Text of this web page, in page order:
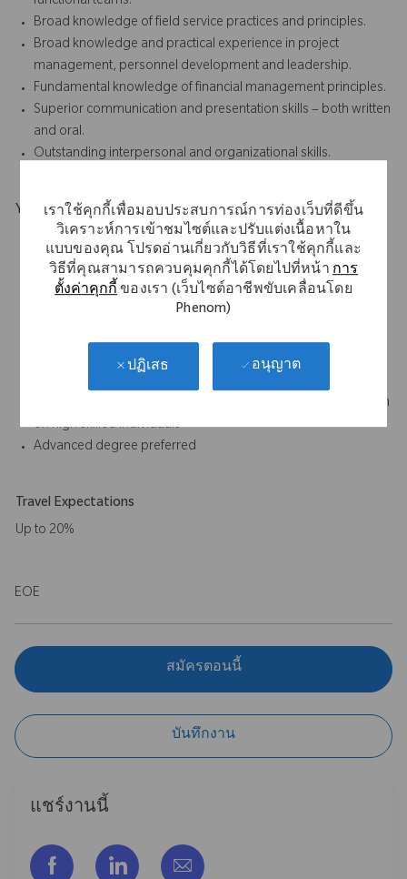
เราใช้คุกกี้เพื่อมอบประสบการณ์การท่องเว็บที่ดีขึ้น
วิเคราะห์การเข้าชมไซต์และปรับแต่งเนื้อหาใน
แบบของคุณ โปรดอ่านเกี่ยวกับวิธีที่เราใช้คุกกี้และ
วิธีที่คุณสามารถควบคุมคุกกี้ได้โดยไปที่หน้าการ
ตั้งค่าคุกกี้ของเรา (เว็บไซต์อาชีพขับเคลื่อนโดย
Phenom)
ปฏิเสธ อนุญาต
Broad knowledge of field service practices and principles.
Broad knowledge and practical experience in project
management, personnel development and leadership.
Fundamental knowledge of financial management principles.
Superior communication and presentation skills – both written
and oral.
Outstanding interpersonal and organizational skills.
Your Background
Minimum Requirements:Bachelor's Degree and 8
years of relevant experience, or Associate's Degree and 10
years of relevant experience, or High School Diploma or
Equivalent and 12 years of relevant experience
strongly preferred
Demonstrated ability to train, mentor, and lead a diverse team
on high skilled individuals
Advanced degree preferred
Travel Expectations
Up to 20%
EOE
สมัครตอนนี้
บันทึกงาน
แชร์งานนี้
แชร์ผ่าน Facebook
แชร์ผ่าน LinkedIn
แชร์ผ่านอีเมล